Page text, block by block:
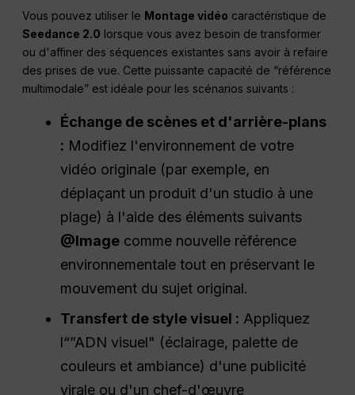
Vous pouvez utiliser le Montage vidéocaractéristique de
Seedance 2.0lorsque vous avez besoin de transformer
ou d'affiner des séquences existantes sans avoir à refaire
des prises de vue. Cette puissante capacité de “référence
Échange de scènes et d'arrière-plans
:Modifiez l'environnement de votre
vidéo originale (par exemple, en
déplaçant un produit d'un studio à une
plage) à l'aide des éléments suivants
@Imagecomme nouvelle référence
environnementale tout en préservant le
Transfert de style visuel :Appliquez
l“”ADN visuel" (éclairage, palette de
couleurs et ambiance) d'une publicité